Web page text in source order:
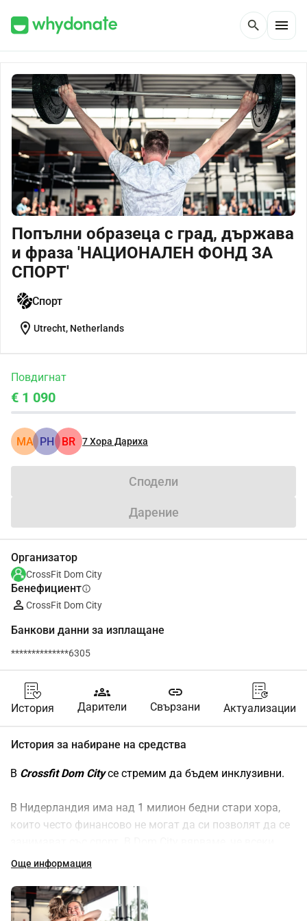
search menu
Попълни образеца с град, държава
и фраза 'НАЦИОНАЛЕН ФОНД ЗА
СПОРТ'
Спорт
location_on Utrecht, Netherlands
Повдигнат
€ 1 090
MA PH BR 7Хора Дариха
Сподели
Дарение
Организатор
CrossFit Dom City
Бенефициентinfo
CrossFit Dom City
Банкови данни за изплащане
**************6305
История
groups
Дарители
link
Свързани Актуализации
История за набиране на средства
В Crossfit Dom City се стремим да бъдем инклузивни.
В Нидерландия има над 1 милион бедни стари хора,
които често финансово не могат да си позволят да се
трябва да има възможността да бъде физически
му. "Het Nationaal Fonds Sport & Cultuur" е
благотворителна платформа, която с програмата си
Още информация